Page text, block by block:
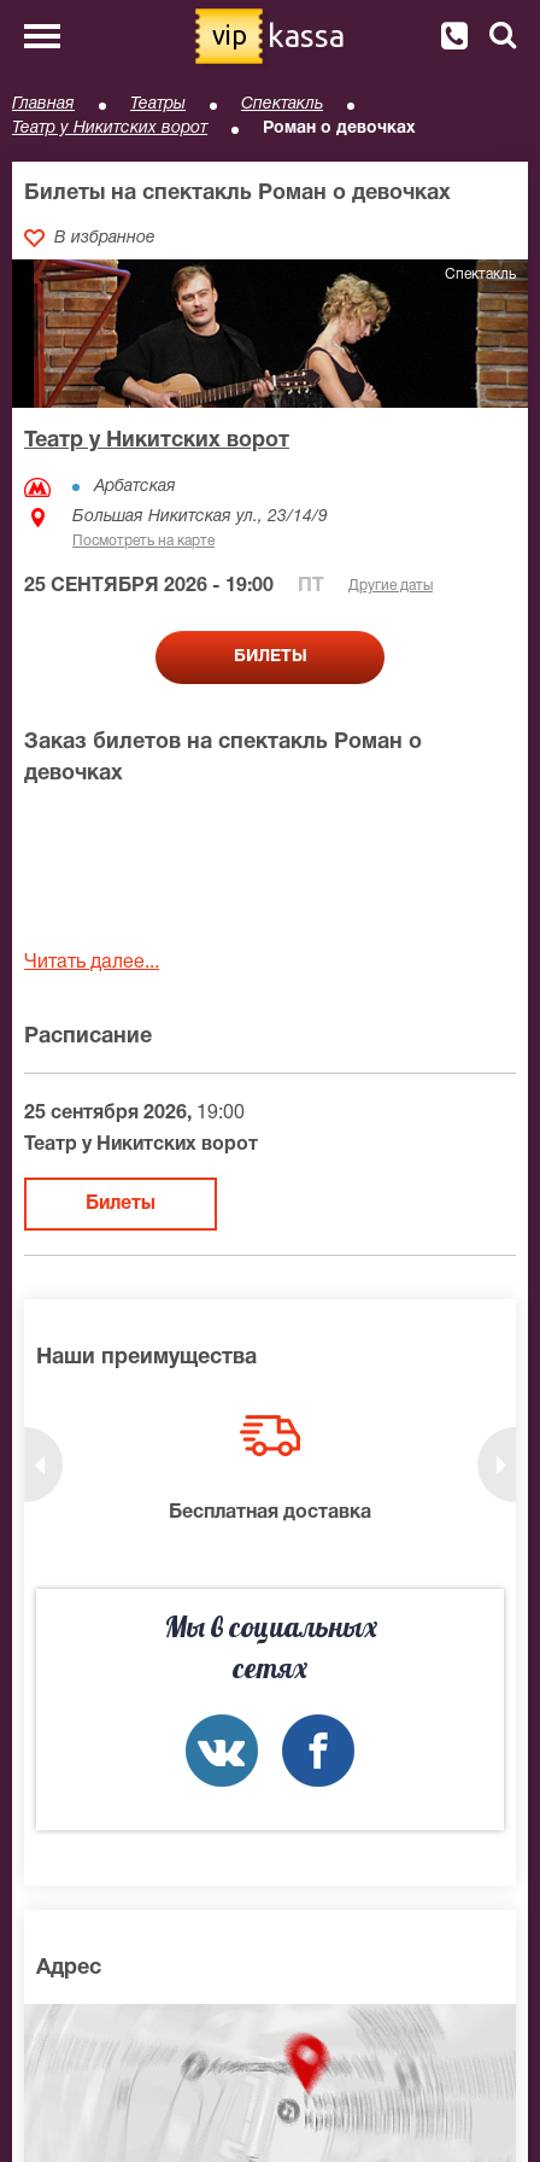
vip kassa
Главная Театры
Спектакль
Театр у Никитских ворот
Роман о девочках
Билеты на спектакль Роман о девочках
В избранное
Спектакль
Театр у Никитских ворот
Арбатская
Большая Никитская ул., 23/14/9
Посмотреть на карте
25 СЕНТЯБРЯ 2026 - 19:00 Другие даты
БИЛЕТЫ
Заказ билетов на спектакль Роман о
девочках
Читать далее...
Расписание
25 сентября 2026, 19:00
Театр у Никитских ворот
Билеты
Наши преимущества
Бесплатная доставка
Мы в социальных
сетях
Адрес